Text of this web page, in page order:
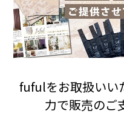
fufulをお取扱いい
力で販売のご